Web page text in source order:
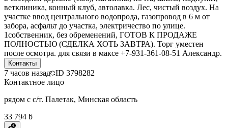
ветклиника, конный клуб, автолавка. Лес, чистый воздух. На
участке ввод центрального водопрода, газопровод в 6 м от
забора, асфальт до участка, электричество по улице.
1собственник, без обременений, ГОТОВ К ПРОДАЖЕ
ПОЛНОСТЬЮ (СДЕЛКА ХОТЬ ЗАВТРА). Торг уместен
после осмотра. для связи в максе +7-931-361-08-51 Александр.
Контакты
7 часов назад ID 3798282
Контактное лицо
рядом с с/т. Палетак, Минская область
33 794 ƃ